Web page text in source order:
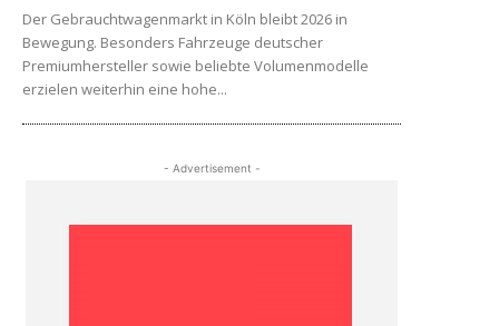
Der Gebrauchtwagenmarkt in Köln bleibt 2026 in
Bewegung. Besonders Fahrzeuge deutscher
Premiumhersteller sowie beliebte Volumenmodelle
erzielen weiterhin eine hohe...
- Advertisement -